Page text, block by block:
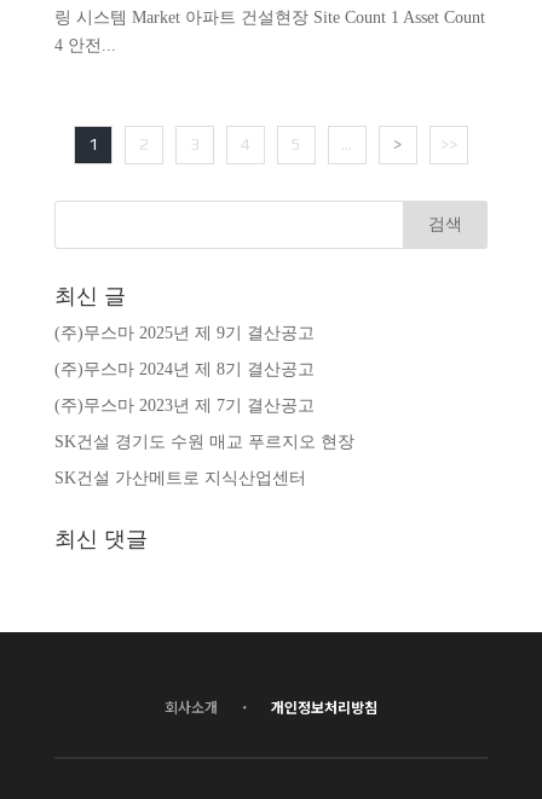
링 시스템 Market 아파트 건설현장 Site Count 1 Asset Count
4 안전...
1 2 3 4 5 ... > >>
최신 글
(주)무스마 2025년 제 9기 결산공고
(주)무스마 2024년 제 8기 결산공고
(주)무스마 2023년 제 7기 결산공고
SK건설 경기도 수원 매교 푸르지오 현장
SK건설 가산메트로 지식산업센터
최신 댓글
회사소개 · 개인정보처리방침